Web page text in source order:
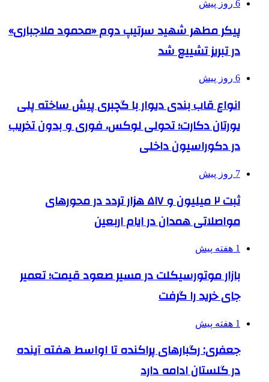
6 روز پیش
پیکر مطهر شهید سرتیپ دوم «محمود ملاجباری»
در تبریز تشییع شد
6 روز پیش
انواع قاب بندی دیوار با گچبری پیش ساخته پلی
یورتان دکارت؛ تحولی لوکس، فوری و بدون تخریب
در دکوراسیون داخلی
7 روز پیش
ثبت ۲ میلیون و ۵۱۷ هزار تردد در محورهای
مواصلاتی همدان در ایام اربعین
1 هفته پیش
بازار موتورسیکلت در مسیر صعود قیمت؛ تعمیر
جای خرید را گرفت
1 هفته پیش
جعفری: رگبارهای پراکنده تا اواسط هفته آینده
در گلستان ادامه دارد